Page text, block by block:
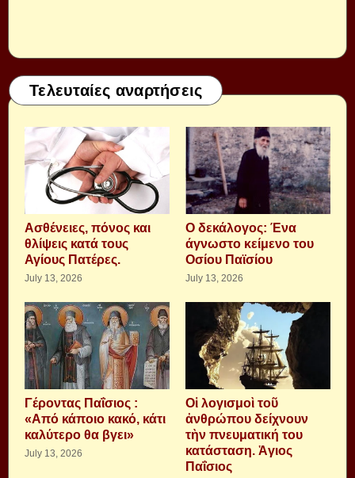
Τελευταίες αναρτήσεις
Aσθένειες, πόνος και
θλίψεις κατά τους
Αγίους Πατέρες.
July 13, 2026
Ο δεκάλογος: Ένα
άγνωστο κείμενο του
Οσίου Παϊσίου
July 13, 2026
Γέροντας Παΐσιος :
«Από κάποιο κακό, κάτι
καλύτερο θα βγει»
July 13, 2026
Οἱ λογισμοὶ τοῦ
ἀνθρώπου δείχνουν
τὴν πνευματική του
κατάσταση. Ἁγιος
Παΐσιος